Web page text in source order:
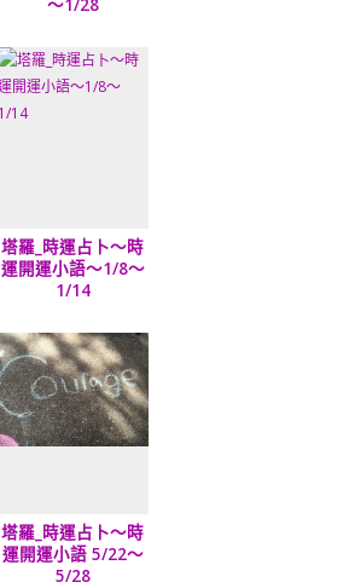
塔羅_時運占卜～時
運開運小語～1/8～
1/14
塔羅_時運占卜～時
運開運小語 5/22～
5/28